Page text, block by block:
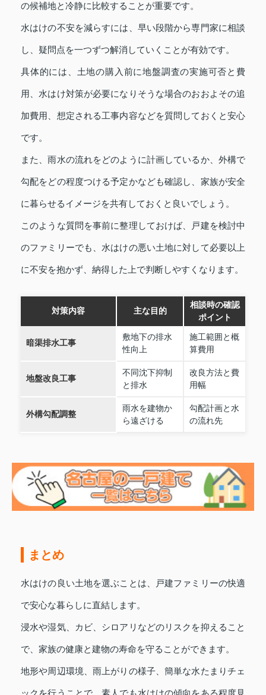
の候補地と冷静に比較することが重要です。
水はけの不安を減らすには、早い段階から専門家に相談
し、疑問点を一つずつ解消していくことが有効です。
具体的には、土地の購入前に地盤調査の実施可否と費
用、水はけ対策が必要になりそうな場合のおおよその追
加費用、想定される工事内容などを質問しておくと安心
です。
また、雨水の流れをどのように計画しているか、外構で
勾配をどの程度つける予定かなども確認し、家族が安全
に暮らせるイメージを共有しておくと良いでしょう。
このような質問を事前に整理しておけば、戸建を検討中
のファミリーでも、水はけの悪い土地に対して必要以上
に不安を抱かず、納得した上で判断しやすくなります。
対策内容 主な目的
相談時の確認
ポイント
暗渠排水工事
敷地下の排水
性向上
施工範囲と概
算費用
地盤改良工事
不同沈下抑制
と排水
改良方法と費
用幅
外構勾配調整
雨水を建物か
ら遠ざける
勾配計画と水
の流れ先
まとめ
水はけの良い土地を選ぶことは、戸建ファミリーの快適
で安心な暮らしに直結します。
浸水や湿気、カビ、シロアリなどのリスクを抑えること
で、家族の健康と建物の寿命を守ることができます。
地形や周辺環境、雨上がりの様子、簡単な水たまりチェ